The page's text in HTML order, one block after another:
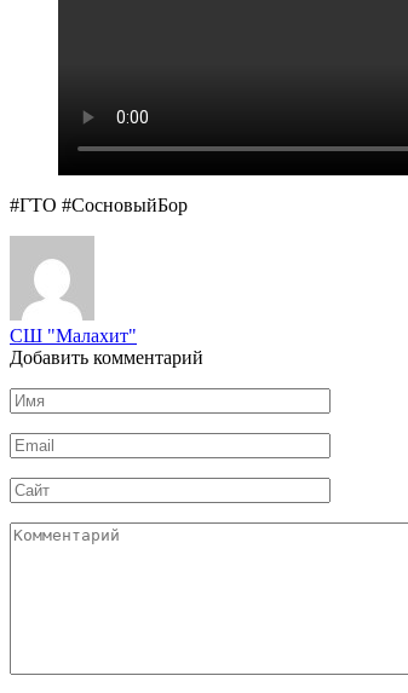
#ГТО #СосновыйБор
СШ "Малахит"
Добавить комментарий
Имя
*
Email
*
Сайт
Комментарий